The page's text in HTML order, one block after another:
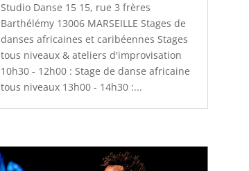
Studio Danse 15 15, rue 3 frères
Barthélémy 13006 MARSEILLE Stages de
danses africaines et caribéennes Stages
tous niveaux & ateliers d'improvisation
10h30 - 12h00 : Stage de danse africaine
tous niveaux 13h00 - 14h30 :...